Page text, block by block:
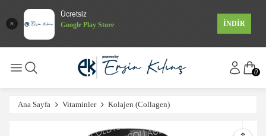
Ücretsiz
Google Play Store
İNDİR
0
Ana Sayfa Vitaminler Kolajen (Collagen)